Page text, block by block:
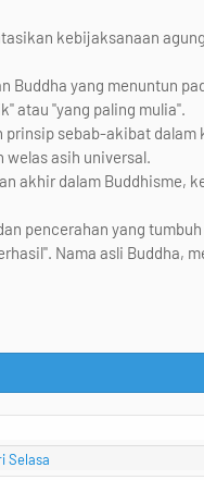
kebijaksanaan
Buddha yang menuntun
atau "yang paling mulia".
prinsip sebab-akibat dalam
welas asih universal.
akhir dalam Buddhisme,
pencerahan yang
Nama asli Buddha,
Selasa